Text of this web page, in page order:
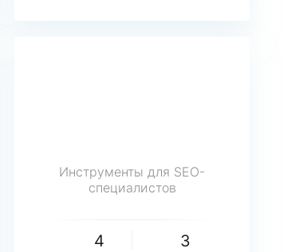
Инструменты для SEO-
специалистов
4 3